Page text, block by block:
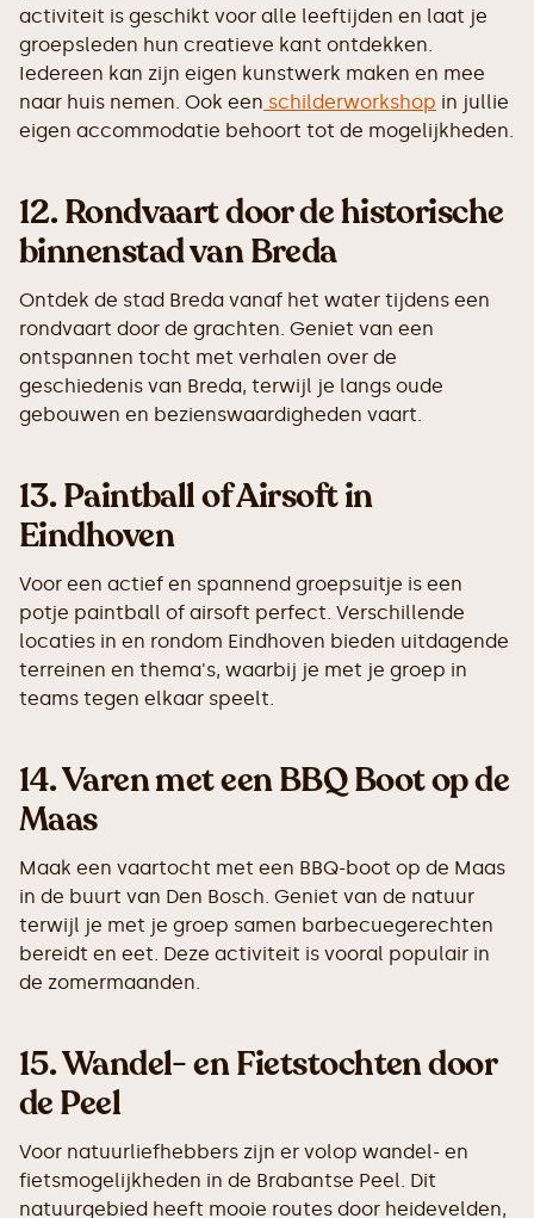
activiteit is geschikt voor alle leeftijden en laat je
groepsleden hun creatieve kant ontdekken.
Iedereen kan zijn eigen kunstwerk maken en mee
naar huis nemen. Ook een schilderworkshop in jullie
eigen accommodatie behoort tot de mogelijkheden.
12.Rondvaart door de historische
binnenstad van Breda
Ontdek de stad Breda vanaf het water tijdens een
rondvaart door de grachten. Geniet van een
ontspannen tocht met verhalen over de
geschiedenis van Breda, terwijl je langs oude
gebouwen en bezienswaardigheden vaart.
13.Paintball of Airsoft in
Eindhoven
Voor een actief en spannend groepsuitje is een
potje paintball of airsoft perfect. Verschillende
locaties in en rondom Eindhoven bieden uitdagende
terreinen en thema's, waarbij je met je groep in
teams tegen elkaar speelt.
14.Varen met een BBQ Boot op de
Maas
Maak een vaartocht met een BBQ-boot op de Maas
in de buurt van Den Bosch. Geniet van de natuur
terwijl je met je groep samen barbecuegerechten
bereidt en eet. Deze activiteit is vooral populair in
de zomermaanden.
15.Wandel- en Fietstochten door
de Peel
Voor natuurliefhebbers zijn er volop wandel- en
fietsmogelijkheden in de Brabantse Peel. Dit
natuurgebied heeft mooie routes door heidevelden,